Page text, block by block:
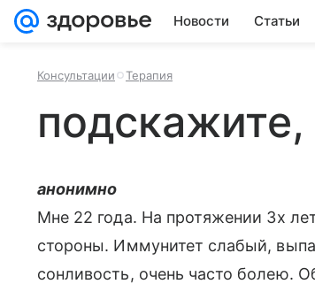
Новости Статьи
Консультации Терапия
анонимно
Мне 22 года. На протяжении 3х
стороны. Иммунитет слабый,
сонливость, очень часто болею.